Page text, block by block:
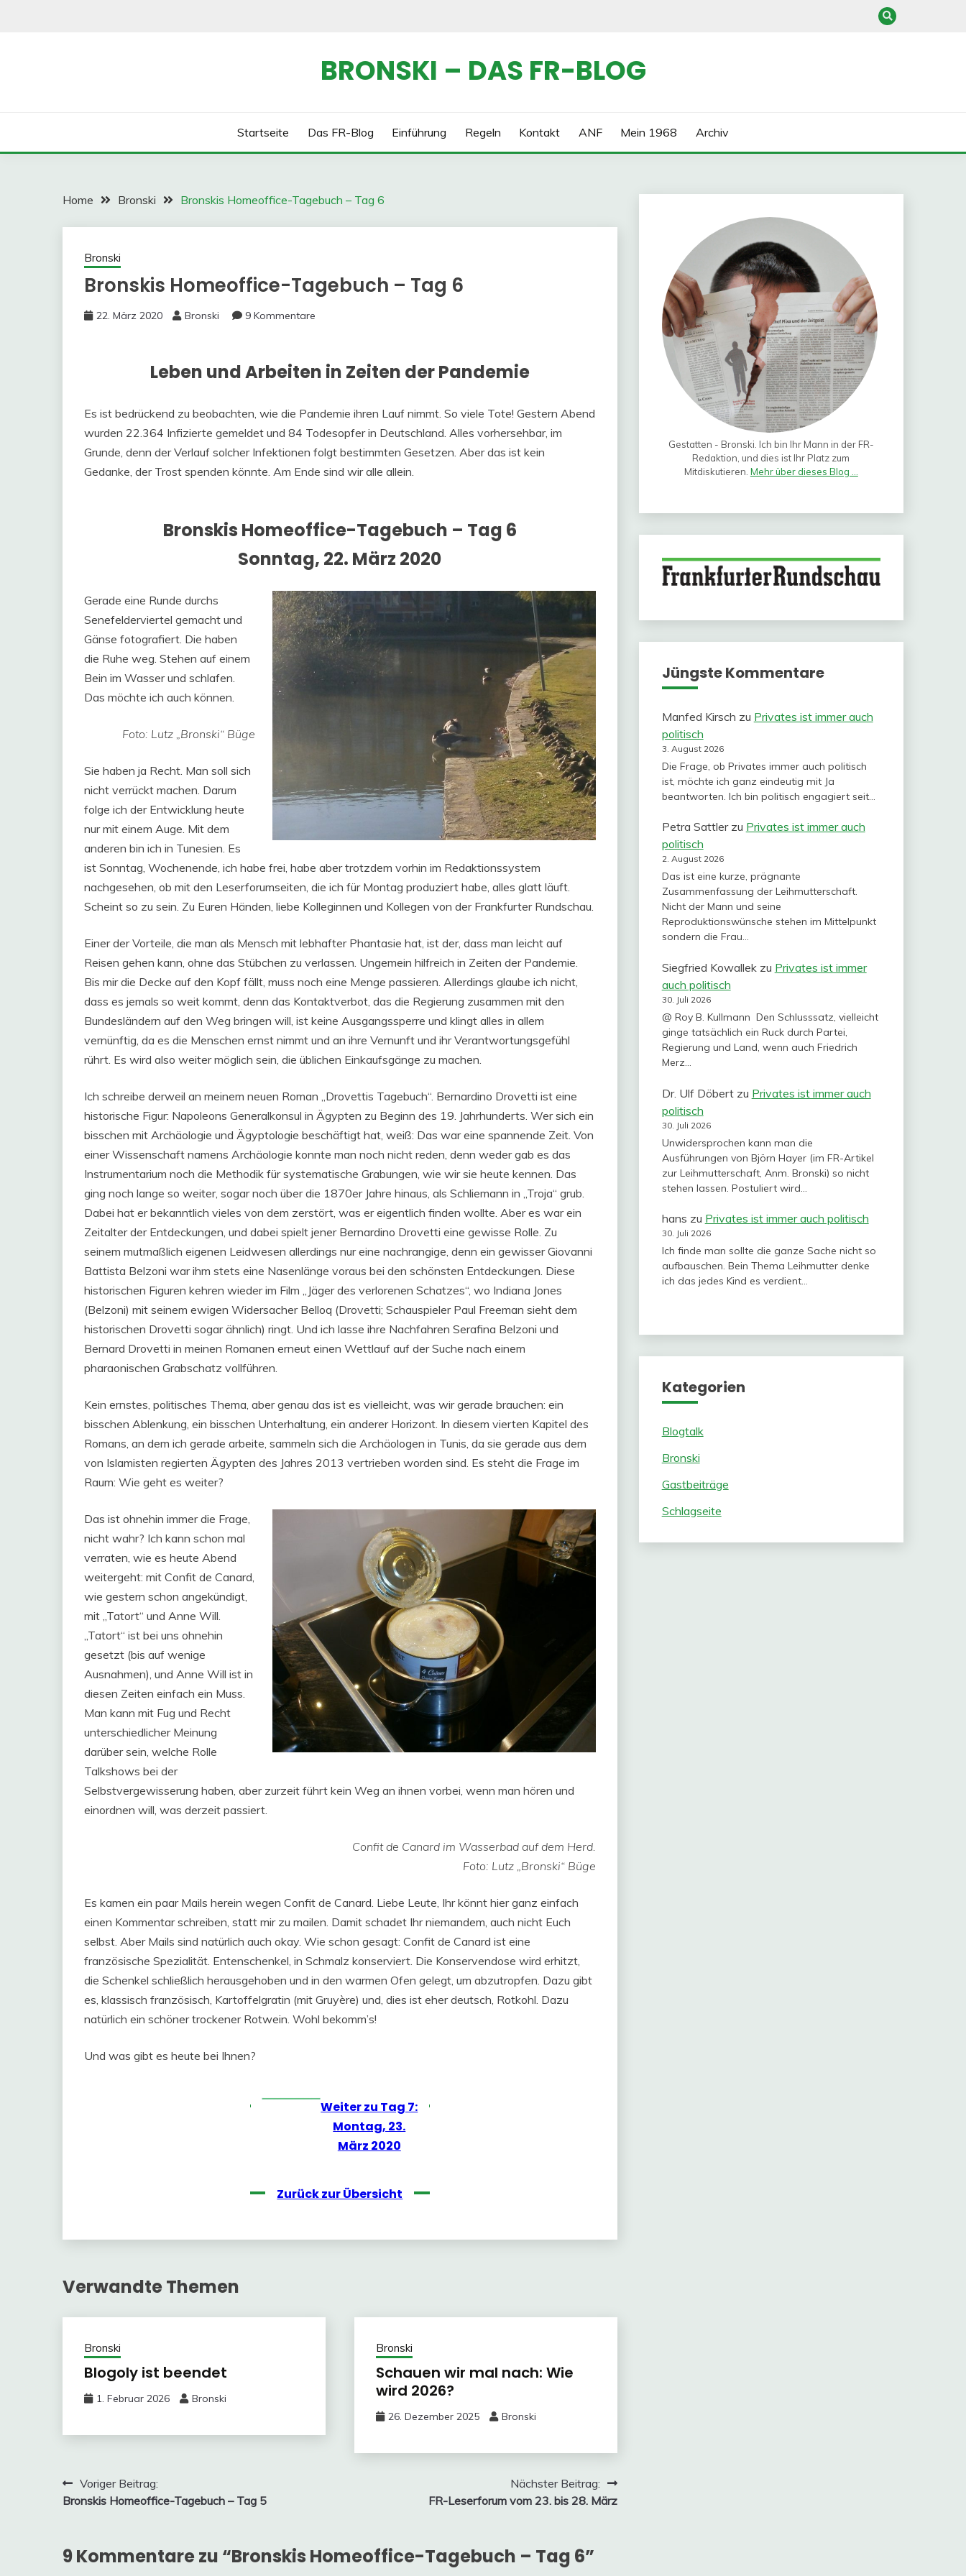
BRONSKI – DAS FR-BLOG
Startseite Das FR-Blog Einführung Regeln Kontakt ANF Mein 1968 Archiv
Home Bronski Bronskis Homeoffice-Tagebuch – Tag 6
Bronski
Bronskis Homeoffice-Tagebuch – Tag 6
22. März 2020 Bronski 9 Kommentare
Leben und Arbeiten in Zeiten der Pandemie
Es ist bedrückend zu beobachten, wie die Pandemie ihren Lauf nimmt. So viele Tote! Gestern Abend
wurden 22.364 Infizierte gemeldet und 84 Todesopfer in Deutschland. Alles vorhersehbar, im
Grunde, denn der Verlauf solcher Infektionen folgt bestimmten Gesetzen. Aber das ist kein
Gedanke, der Trost spenden könnte. Am Ende sind wir alle allein.
Bronskis Homeoffice-Tagebuch – Tag 6
Sonntag, 22. März 2020
Gerade eine Runde durchs
Senefelderviertel gemacht und
Gänse fotografiert. Die haben
die Ruhe weg. Stehen auf einem
Bein im Wasser und schlafen.
Das möchte ich auch können.
Foto: Lutz „Bronski“ Büge
Sie haben ja Recht. Man soll sich
nicht verrückt machen. Darum
folge ich der Entwicklung heute
nur mit einem Auge. Mit dem
anderen bin ich in Tunesien. Es
ist Sonntag, Wochenende, ich habe frei, habe aber trotzdem vorhin im Redaktionssystem
nachgesehen, ob mit den Leserforumseiten, die ich für Montag produziert habe, alles glatt läuft.
Scheint so zu sein. Zu Euren Händen, liebe Kolleginnen und Kollegen von der Frankfurter Rundschau.
Einer der Vorteile, die man als Mensch mit lebhafter Phantasie hat, ist der, dass man leicht auf
Reisen gehen kann, ohne das Stübchen zu verlassen. Ungemein hilfreich in Zeiten der Pandemie.
Bis mir die Decke auf den Kopf fällt, muss noch eine Menge passieren. Allerdings glaube ich nicht,
dass es jemals so weit kommt, denn das Kontaktverbot, das die Regierung zusammen mit den
Bundesländern auf den Weg bringen will, ist keine Ausgangssperre und klingt alles in allem
vernünftig, da es die Menschen ernst nimmt und an ihre Vernunft und ihr Verantwortungsgefühl
rührt. Es wird also weiter möglich sein, die üblichen Einkaufsgänge zu machen.
Ich schreibe derweil an meinem neuen Roman „Drovettis Tagebuch“. Bernardino Drovetti ist eine
historische Figur: Napoleons Generalkonsul in Ägypten zu Beginn des 19. Jahrhunderts. Wer sich ein
bisschen mit Archäologie und Ägyptologie beschäftigt hat, weiß: Das war eine spannende Zeit. Von
einer Wissenschaft namens Archäologie konnte man noch nicht reden, denn weder gab es das
Instrumentarium noch die Methodik für systematische Grabungen, wie wir sie heute kennen. Das
ging noch lange so weiter, sogar noch über die 1870er Jahre hinaus, als Schliemann in „Troja“ grub.
Dabei hat er bekanntlich vieles von dem zerstört, was er eigentlich finden wollte. Aber es war ein
Zeitalter der Entdeckungen, und dabei spielt jener Bernardino Drovetti eine gewisse Rolle. Zu
seinem mutmaßlich eigenen Leidwesen allerdings nur eine nachrangige, denn ein gewisser Giovanni
Battista Belzoni war ihm stets eine Nasenlänge voraus bei den schönsten Entdeckungen. Diese
historischen Figuren kehren wieder im Film „Jäger des verlorenen Schatzes“, wo Indiana Jones
(Belzoni) mit seinem ewigen Widersacher Belloq (Drovetti; Schauspieler Paul Freeman sieht dem
historischen Drovetti sogar ähnlich) ringt. Und ich lasse ihre Nachfahren Serafina Belzoni und
Bernard Drovetti in meinen Romanen erneut einen Wettlauf auf der Suche nach einem
pharaonischen Grabschatz vollführen.
Kein ernstes, politisches Thema, aber genau das ist es vielleicht, was wir gerade brauchen: ein
bisschen Ablenkung, ein bisschen Unterhaltung, ein anderer Horizont. In diesem vierten Kapitel des
Romans, an dem ich gerade arbeite, sammeln sich die Archäologen in Tunis, da sie gerade aus dem
von Islamisten regierten Ägypten des Jahres 2013 vertrieben worden sind. Es steht die Frage im
Raum: Wie geht es weiter?
Das ist ohnehin immer die Frage,
nicht wahr? Ich kann schon mal
verraten, wie es heute Abend
weitergeht: mit Confit de Canard,
wie gestern schon angekündigt,
mit „Tatort“ und Anne Will.
„Tatort“ ist bei uns ohnehin
gesetzt (bis auf wenige
Ausnahmen), und Anne Will ist in
diesen Zeiten einfach ein Muss.
Man kann mit Fug und Recht
unterschiedlicher Meinung
darüber sein, welche Rolle
Talkshows bei der
Selbstvergewisserung haben, aber zurzeit führt kein Weg an ihnen vorbei, wenn man hören und
einordnen will, was derzeit passiert.
Confit de Canard im Wasserbad auf dem Herd.
Foto: Lutz „Bronski“ Büge
Es kamen ein paar Mails herein wegen Confit de Canard. Liebe Leute, Ihr könnt hier ganz einfach
einen Kommentar schreiben, statt mir zu mailen. Damit schadet Ihr niemandem, auch nicht Euch
selbst. Aber Mails sind natürlich auch okay. Wie schon gesagt: Confit de Canard ist eine
französische Spezialität. Entenschenkel, in Schmalz konserviert. Die Konservendose wird erhitzt,
die Schenkel schließlich herausgehoben und in den warmen Ofen gelegt, um abzutropfen. Dazu gibt
es, klassisch französisch, Kartoffelgratin (mit Gruyère) und, dies ist eher deutsch, Rotkohl. Dazu
natürlich ein schöner trockener Rotwein. Wohl bekomm’s!
Und was gibt es heute bei Ihnen?
Weiter zu Tag 7:
Montag, 23.
März 2020
Zurück zur Übersicht
Verwandte Themen
Bronski
Blogoly ist beendet
1. Februar 2026 Bronski
Bronski
Schauen wir mal nach: Wie
wird 2026?
26. Dezember 2025 Bronski
Beitragsnavigation
Voriger Beitrag:
Bronskis Homeoffice-Tagebuch – Tag 5
Nächster Beitrag:
FR-Leserforum vom 23. bis 28. März
9 Kommentare zu “Bronskis Homeoffice-Tagebuch – Tag 6”
Gestatten - Bronski. Ich bin Ihr Mann in der FR-
Redaktion, und dies ist Ihr Platz zum
Mitdiskutieren. Mehr über dieses Blog ...
Jüngste Kommentare
Manfed Kirsch zu Privates ist immer auch
politisch
3. August 2026
Die Frage, ob Privates immer auch politisch
ist, möchte ich ganz eindeutig mit Ja
beantworten. Ich bin politisch engagiert seit…
Petra Sattlerzu Privates ist immer auch
politisch
2. August 2026
Das ist eine kurze, prägnante
Zusammenfassung der Leihmutterschaft.
Nicht der Mann und seine
Reproduktionswünsche stehen im Mittelpunkt
sondern die Frau…
Siegfried Kowallekzu Privates ist immer
auch politisch
30. Juli 2026
@ Roy B. Kullmann Den Schlusssatz, vielleicht
ginge tatsächlich ein Ruck durch Partei,
Regierung und Land, wenn auch Friedrich
Merz…
Dr. Ulf Döbertzu Privates ist immer auch
politisch
30. Juli 2026
Unwidersprochen kann man die
Ausführungen von Björn Hayer (im FR-Artikel
zur Leihmutterschaft, Anm. Bronski) so nicht
stehen lassen. Postuliert wird…
hans zu Privates ist immer auch politisch
30. Juli 2026
Ich finde man sollte die ganze Sache nicht so
aufbauschen. Bein Thema Leihmutter denke
ich das jedes Kind es verdient…
Kategorien
Blogtalk
Bronski
Gastbeiträge
Schlagseite